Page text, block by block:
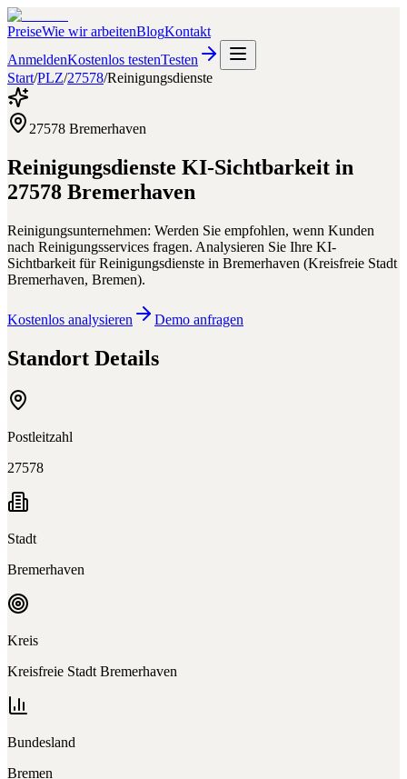
PreiseWie wir arbeitenBlogKontakt
AnmeldenKostenlos testenTesten
Start/PLZ/27578/Reinigungsdienste
27578 Bremerhaven
Reinigungsdienste KI-Sichtbarkeit in
27578 Bremerhaven
Reinigungsunternehmen: Werden Sie empfohlen, wenn Kunden
nach Reinigungsservices fragen. Analysieren Sie Ihre KI-
Sichtbarkeit fürReinigungsdienste in Bremerhaven (Kreisfreie Stadt
Bremerhaven, Bremen).
Kostenlos analysieren Demo anfragen
Standort Details
Postleitzahl
27578
Stadt
Bremerhaven
Kreis
Kreisfreie Stadt Bremerhaven
Bundesland
Bremen